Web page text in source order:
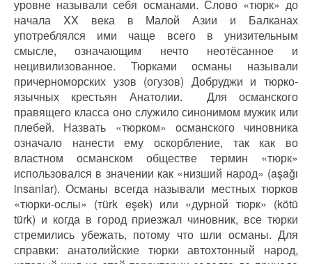
уровне называли себя османами. Слово «тюрк» до
начала XX века в Малой Азии и Балканах
употреблялся ими чаще всего в унизительным
смысле, означающим нечто неотёсанное и
нецивилизованное. Тюрками османы называли
причерноморских узов (огузов) Добруджи и тюрко-
язычных крестьян Анатолии. Для османского
правящего класса оно служило синонимом мужик или
плебей. Назвать «тюрком» османского чиновника
означало нанести ему оскорбление, так как во
властном османском обществе термин «тюрк»
использовался в значении как «низший народ» (aşağı
insanlar). Османы всегда называли местных тюрков
«тюрки-ослы» (тürk eşek) или «дурной тюрк» (kötü
türk) и когда в город приезжал чиновник, все тюрки
стремились убежать, потому что шли османы. Для
справки: анатолийские тюрки автохтонный народ,